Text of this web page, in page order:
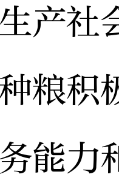
产社
粮积
能力